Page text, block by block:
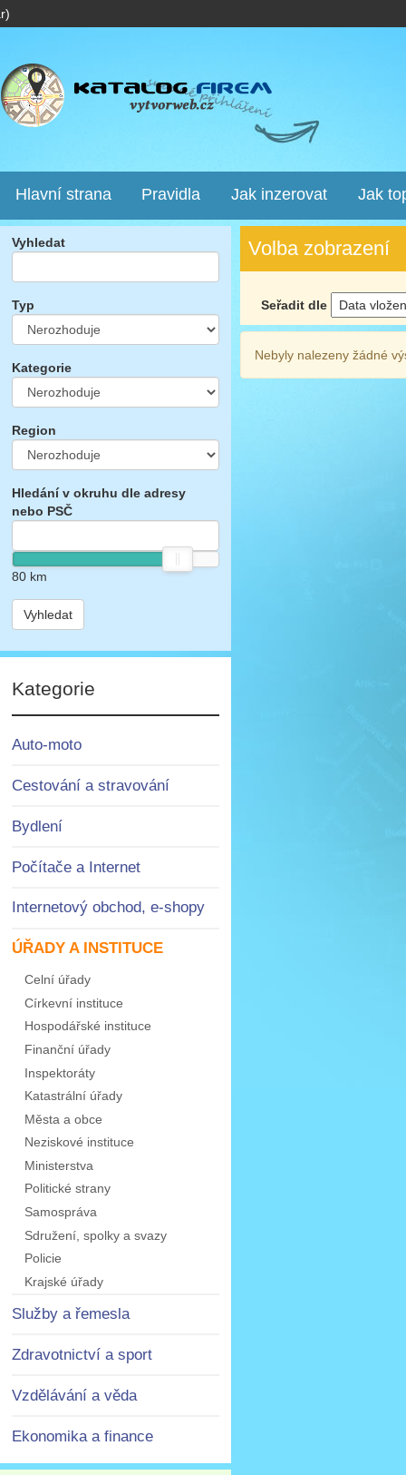
Hlavní strana Pravidla Jak inzerovat Jak
Vyhledat
Typ
Kategorie
Region
Hledání v okruhu dle adresy
nebo PSČ
80km
Vyhledat
Kategorie
Auto-moto
Cestování a stravování
Bydlení
Počítače a Internet
Internetový obchod, e-shopy
ÚŘADY A INSTITUCE
Celní úřady
Církevní instituce
Hospodářské instituce
Finanční úřady
Inspektoráty
Katastrální úřady
Města a obce
Neziskové instituce
Ministerstva
Politické strany
Samospráva
Sdružení, spolky a svazy
Policie
Krajské úřady
Služby a řemesla
Zdravotnictví a sport
Vzdělávání a věda
Ekonomika a finance
Volba zobrazení
Seřadit dle
Nebyly nalezeny žádné